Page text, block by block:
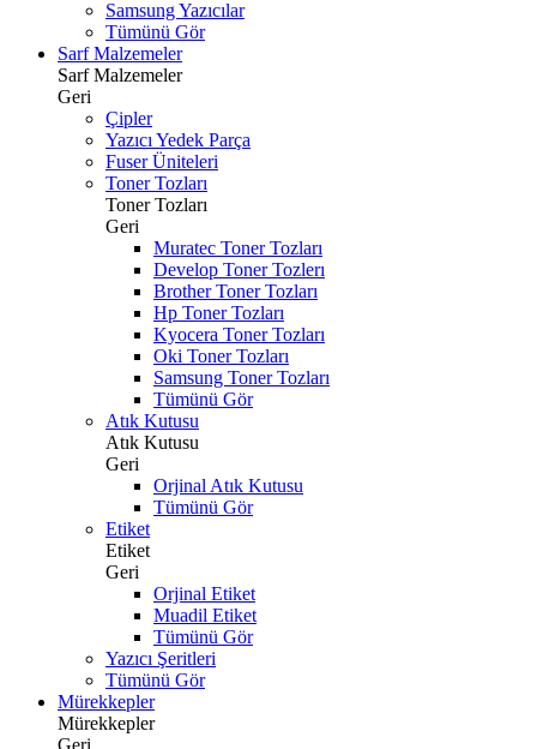
Samsung Yazıcılar
Tümünü Gör
Sarf Malzemeler
Sarf Malzemeler
Geri
Çipler
Yazıcı Yedek Parça
Fuser Üniteleri
Toner Tozları
Toner Tozları
Geri
Muratec Toner Tozları
Develop Toner Tozlerı
Brother Toner Tozları
Hp Toner Tozları
Kyocera Toner Tozları
Oki Toner Tozları
Samsung Toner Tozları
Tümünü Gör
Atık Kutusu
Atık Kutusu
Geri
Orjinal Atık Kutusu
Tümünü Gör
Etiket
Etiket
Geri
Orjinal Etiket
Muadil Etiket
Tümünü Gör
Yazıcı Şeritleri
Tümünü Gör
Mürekkepler
Mürekkepler
Geri